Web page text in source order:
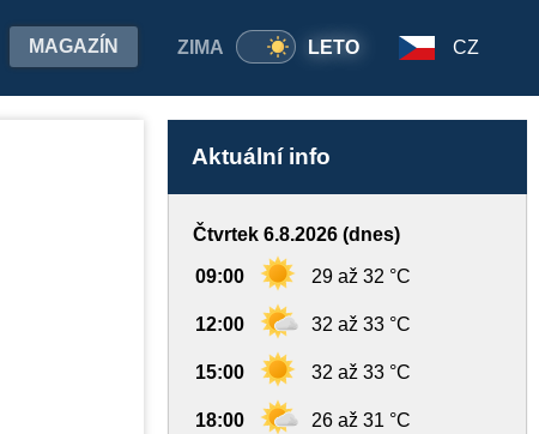
ZIMA LETO
MAGAZÍN CZ
Aktuální info
Čtvrtek 6.8.2026 (dnes)
09:00 29 až 32 °C
12:00 32 až 33 °C
15:00 32 až 33 °C
18:00 26 až 31 °C